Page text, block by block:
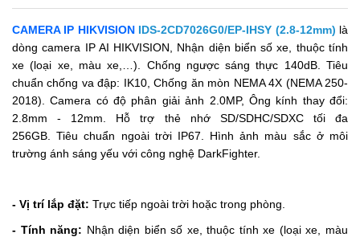
CAMERA IP HIKVISION IDS-2CD7026G0/EP-IHSY (2.8-12mm) là
dòng camera IP AI HIKVISION, Nhận diện biển số xe, thuộc tính
xe (loại xe, màu xe,…). Chống ngược sáng thực 140dB. Tiêu
chuẩn chống va đập: IK10,Chống ăn mòn NEMA 4X (NEMA 250-
2018).
Camera có độ phân giải ảnh 2.0MP, Ông kính thay đổi:
2.8mm - 12mm. Hỗ trợ thẻ nhớ SD/SDHC/SDXC tối đa
256GB.Tiêu chuẩn ngoài trời IP67. Hình ảnh màu sắc ở môi
trường ánh sáng yếu với công nghệ DarkFighter.
- Vị trí lắp đặt: Trực tiếp ngoài trời hoặc trong phòng.
- Tính năng: Nhận diện biển số xe, thuộc tính xe (loại xe, màu